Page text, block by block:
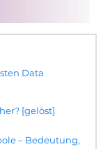
Data
[gelöst]
– Bedeutung,